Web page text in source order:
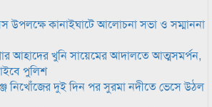
উপলক্ষে কানাইঘাটে আলোচনা সভা ও সম্মাননা
আহাদের খুনি সায়েমের আদালতে আত্মসমর্পন,
পুলিশ
নিখোঁজের দুই দিন পর সুরমা নদীতে ভেসে উঠল